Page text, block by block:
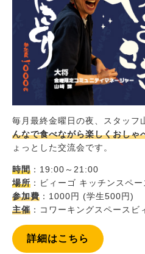
毎月最終金曜日の夜、スタッフ
んなで食べながら楽しくおしゃ
ょっとした交流会です。
時間：19:00～21:00
場所：ビィーゴ キッチンスペー
参加費：1000円 (学生500円)
主催：コワーキングスペースビ
詳細はこちら